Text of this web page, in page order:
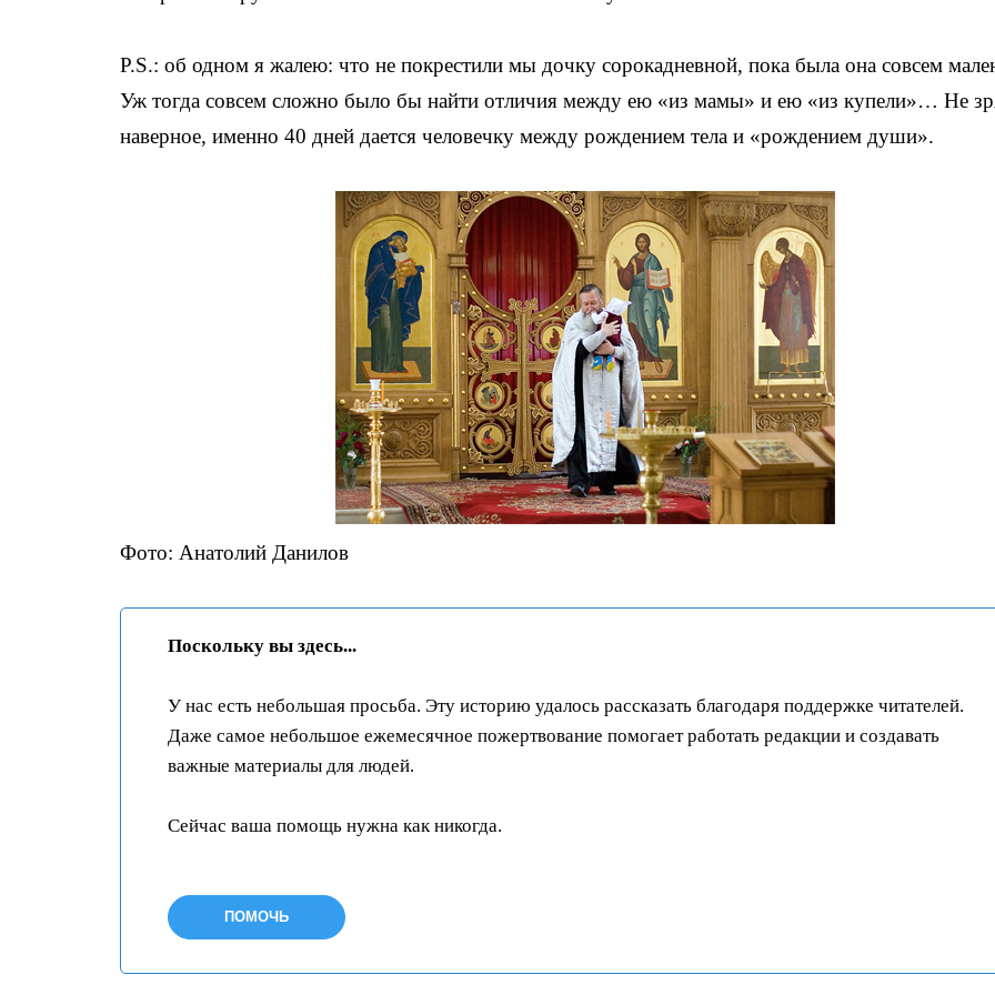
P.S.: об одном я жалею: что не покрестили мы дочку сорокадневной, пока была она совсем
Уж тогда совсем сложно было бы найти отличия между ею «из мамы» и ею «из купели»… Не
наверное, именно 40 дней дается человечку между рождением тела и «рождением души».
Фото: Анатолий Данилов
Поскольку вы здесь...
У нас есть небольшая просьба. Эту историю удалось рассказать благодаря поддержке читателей.
Даже самое небольшое ежемесячное пожертвование помогает работать редакции и создавать
важные материалы для людей.
Сейчас ваша помощь нужна как никогда.
ПОМОЧЬ